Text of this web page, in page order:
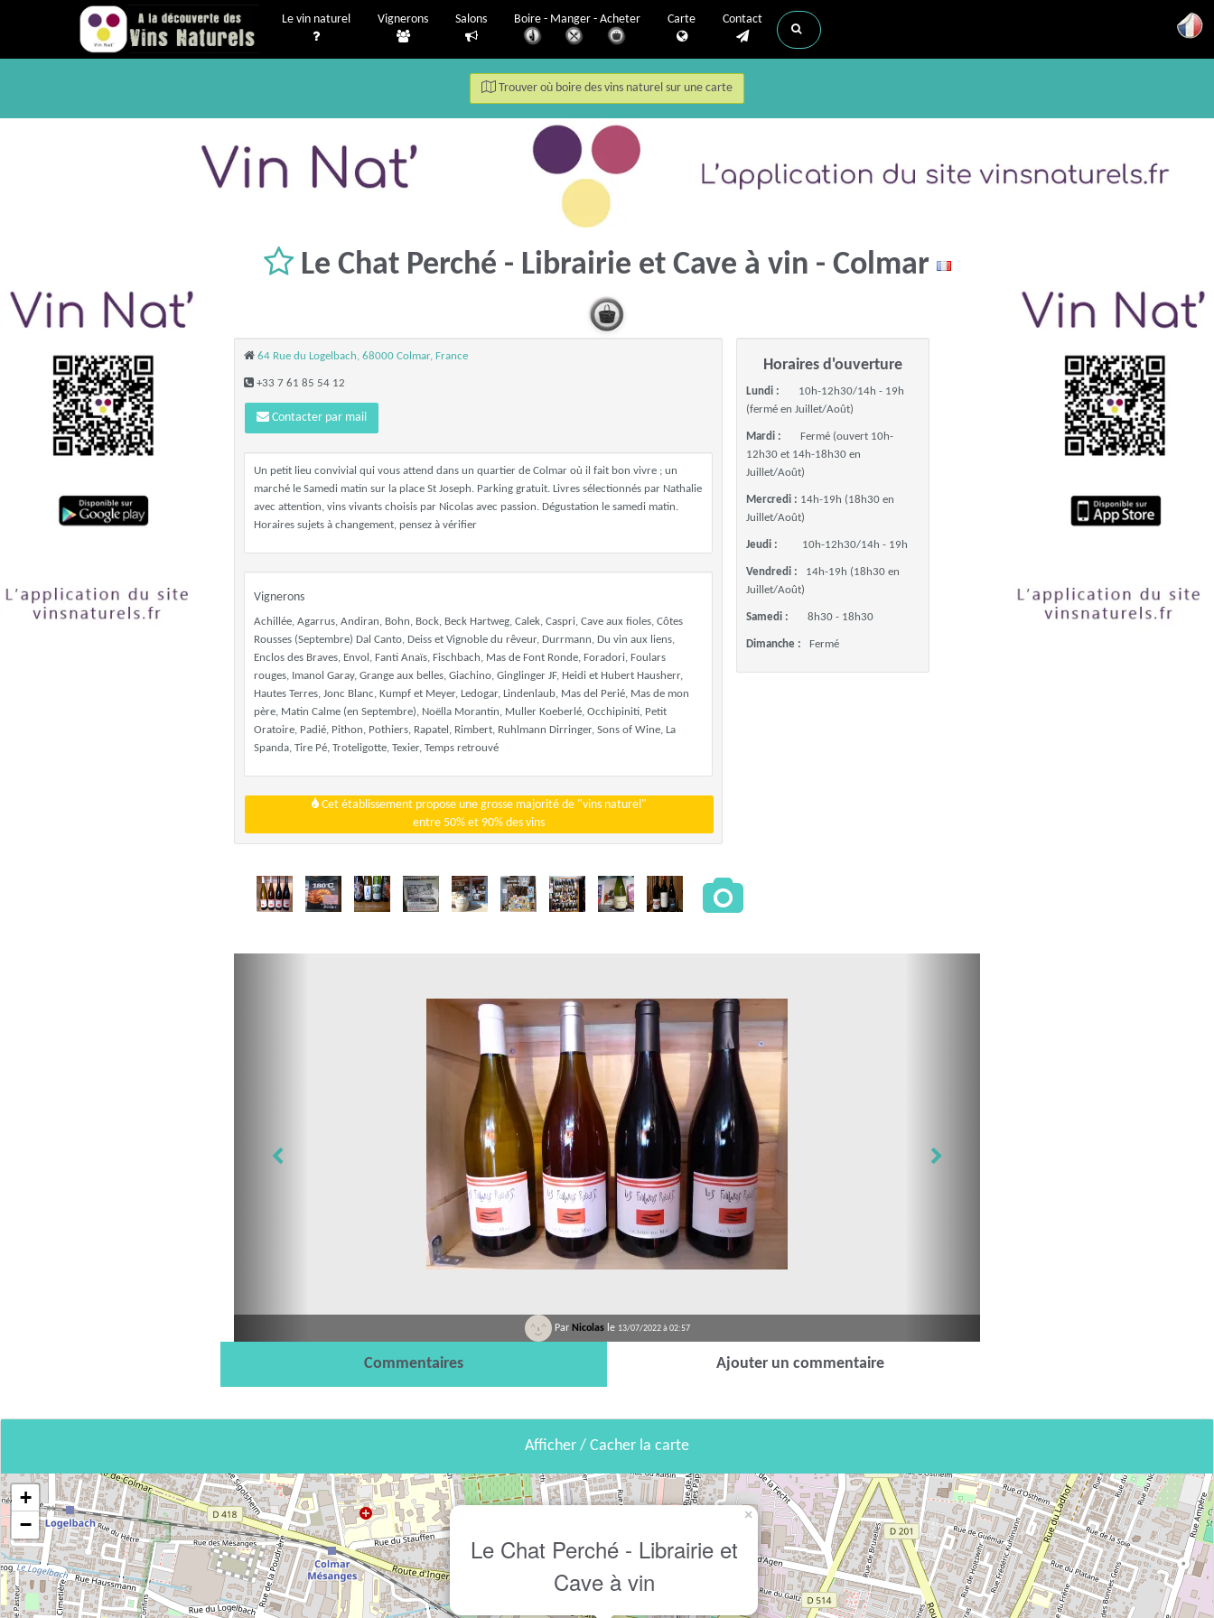
Le vin naturel Vignerons Salons Boire - Manger - Acheter Carte Contact
Trouver où boire des vins naturel sur une carte
Le Chat Perché - Librairie et Cave à vin - Colmar
64 Rue du Logelbach, 68000 Colmar, France
+33 7 61 85 54 12
Contacter par mail
Un petit lieu convivial qui vous attend dans un quartier de Colmar où il fait bon vivre ; un
marché le Samedi matin sur la place St Joseph. Parking gratuit. Livres sélectionnés par Nathalie
avec attention, vins vivants choisis par Nicolas avec passion. Dégustation le samedi matin.
Horaires sujets à changement, pensez à vérifier
Vignerons
Achillée, Agarrus, Andiran, Bohn, Bock, Beck Hartweg, Calek, Caspri, Cave aux fioles, Côtes
Rousses (Septembre) Dal Canto, Deiss et Vignoble du rêveur, Durrmann, Du vin aux liens,
Enclos des Braves, Envol, Fanti Anaïs, Fischbach, Mas de Font Ronde, Foradori, Foulars
rouges, Imanol Garay, Grange aux belles, Giachino, Ginglinger JF, Heidi et Hubert Hausherr,
Hautes Terres, Jonc Blanc, Kumpf et Meyer, Ledogar, Lindenlaub, Mas del Perié, Mas de mon
père, Matin Calme (en Septembre), Noëlla Morantin, Muller Koeberlé, Occhipiniti, Petit
Oratoire, Padié, Pithon, Pothiers, Rapatel, Rimbert, Ruhlmann Dirringer, Sons of Wine, La
Spanda, Tire Pé, Troteligotte, Texier, Temps retrouvé
Cet établissement propose une grosse majorité de "vins naturel"
entre 50% et 90% des vins
Horaires d'ouverture
Lundi :
10h-12h30/14h - 19h
(fermé en Juillet/Août)
Mardi :
Fermé (ouvert 10h-
12h30 et 14h-18h30 en
Juillet/Août)
Mercredi : 14h-19h (18h30 en
Juillet/Août)
Jeudi : 10h-12h30/14h - 19h
Vendredi :
14h-19h (18h30 en
Juillet/Août)
Samedi : 8h30 - 18h30
Dimanche : Fermé
Par Nicolas le 13/07/2022 à 02:57
Commentaires Ajouter un commentaire
Afficher / Cacher la carte
Le Chat Perché - Librairie et
Cave à vin
×
+
−